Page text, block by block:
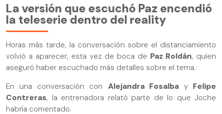
La versión que escuchó Paz encendió
la teleserie dentro del reality
Horas más tarde, la conversación sobre el distanciamiento
volvió a aparecer, esta vez de boca de Paz Roldán, quien
aseguró haber escuchado más detalles sobre el tema.
En una conversación con Alejandra Fosalbay Felipe
Contreras, la entrenadora relató parte de lo que Joche
habría comentado.